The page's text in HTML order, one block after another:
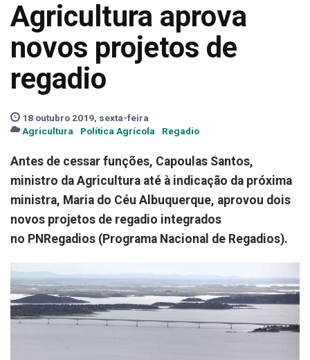
Agricultura aprova
novos projetos de
regadio
18 outubro 2019, sexta-feira
Agricultura
Política Agrícola Regadio
Antes de cessar funções, Capoulas Santos,
ministro da Agricultura até à indicação da próxima
ministra, Maria do Céu Albuquerque, aprovou dois
novos projetos de regadio integrados
no PNRegadios (Programa Nacional de Regadios).